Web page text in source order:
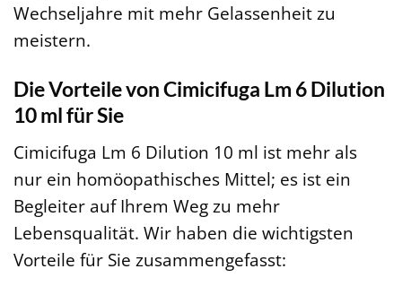
Wechseljahre mit mehr Gelassenheit zu
meistern.
Die Vorteile von Cimicifuga Lm 6 Dilution
10 ml für Sie
Cimicifuga Lm 6 Dilution 10 ml ist mehr als
nur ein homöopathisches Mittel; es ist ein
Begleiter auf Ihrem Weg zu mehr
Lebensqualität. Wir haben die wichtigsten
Vorteile für Sie zusammengefasst: